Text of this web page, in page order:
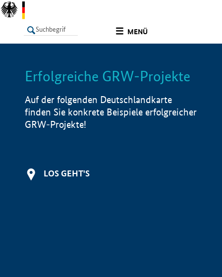
MENÜ
LISTE Info
Erfolgreiche GRW-Projekte
Auf der folgenden Deutschlandkarte
finden Sie konkrete Beispiele erfolgreicher
GRW-Projekte!
LOS GEHT'S